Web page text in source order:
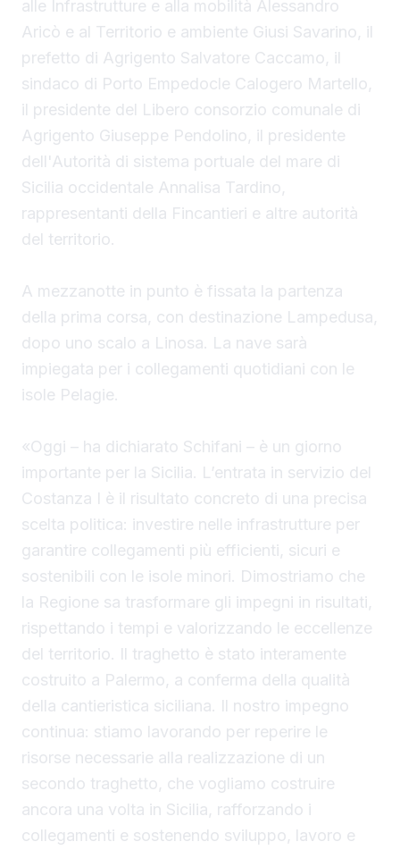
alle Infrastrutture e alla mobilità Alessandro
Aricò e al Territorio e ambiente Giusi Savarino, il
prefetto di Agrigento Salvatore Caccamo, il
sindaco di Porto Empedocle Calogero Martello,
il presidente del Libero consorzio comunale di
Agrigento Giuseppe Pendolino, il presidente
dell'Autorità di sistema portuale del mare di
Sicilia occidentale Annalisa Tardino,
rappresentanti della Fincantieri e altre autorità
del territorio.
A mezzanotte in punto è fissata la partenza
della prima corsa, con destinazione Lampedusa,
dopo uno scalo a Linosa. La nave sarà
impiegata per i collegamenti quotidiani con le
isole Pelagie.
«Oggi – ha dichiarato Schifani – è un giorno
importante per la Sicilia. L’entrata in servizio del
Costanza I è il risultato concreto di una precisa
scelta politica: investire nelle infrastrutture per
garantire collegamenti più efficienti, sicuri e
sostenibili con le isole minori. Dimostriamo che
la Regione sa trasformare gli impegni in risultati,
rispettando i tempi e valorizzando le eccellenze
del territorio. Il traghetto è stato interamente
costruito a Palermo, a conferma della qualità
della cantieristica siciliana. Il nostro impegno
continua: stiamo lavorando per reperire le
risorse necessarie alla realizzazione di un
secondo traghetto, che vogliamo costruire
ancora una volta in Sicilia, rafforzando i
collegamenti e sostenendo sviluppo, lavoro e